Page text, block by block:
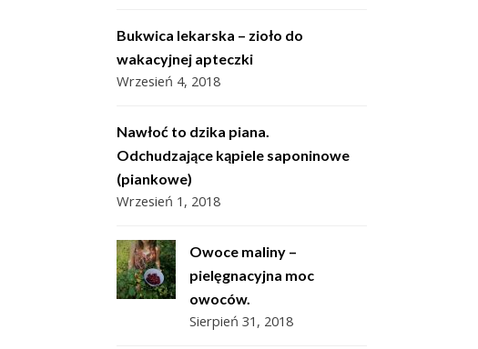
Bukwica lekarska – zioło do
wakacyjnej apteczki
Wrzesień 4, 2018
Nawłoć to dzika piana.
Odchudzające kąpiele saponinowe
(piankowe)
Wrzesień 1, 2018
Owoce maliny –
pielęgnacyjna moc
owoców.
Sierpień 31, 2018